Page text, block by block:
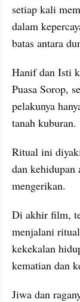
setiap kali
dalam
batas antara
Hanif dan Isti
Puasa Sorop,
pelakunya
tanah kuburan.
Ritual ini
dan kehidupan
mengerikan.
Di akhir film,
menjalani
kekekalan
kematian dan
Jiwa dan